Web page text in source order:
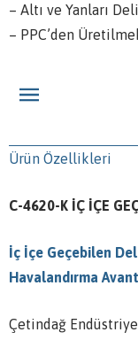
– Altı ve Yanları
– PPC’den
Ürün Özellikleri
C-4620-K İÇ İÇE
İç İçe Geçebilen
Havalandırma
Çetindağ